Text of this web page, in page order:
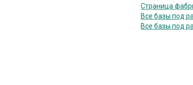
Страница
Все базы под
Все базы под